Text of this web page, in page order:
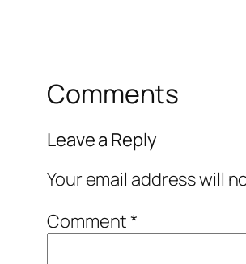
Comments
Leave a Reply
Your email address will
Comment*